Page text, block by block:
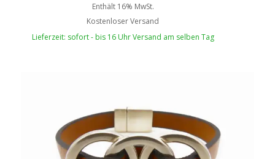
Enthält 16% MwSt.
Kostenloser Versand
Lieferzeit: sofort - bis 16 Uhr Versand am selben Tag